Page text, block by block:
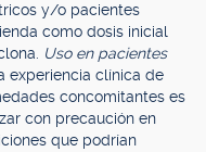
y/o pacientes
como dosis inicial
Uso en pacientes
experiencia clínica de
concomitantes es
con precaución en
que podrían